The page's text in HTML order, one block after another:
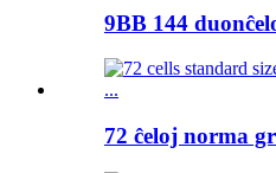
9BB 144
72 ĉeloj norma